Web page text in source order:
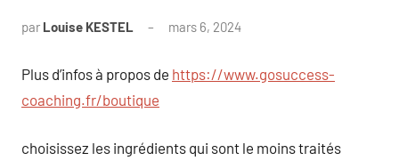
par Louise KESTEL mars 6, 2024
Plus d’infos à propos de https://www.gosuccess-
coaching.fr/boutique
choisissez les ingrédients qui sont le moins traités